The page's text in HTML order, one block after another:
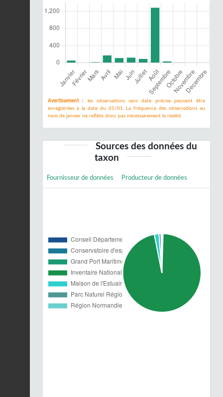
Avertissement :
les observations sans date précise peuvent être
enregistrées à la date du 01/01. La fréquence des observations au
mois de janvier ne reflète donc pas nécessairement la réalité.
Sources des données du
taxon
Fournisseur de données Producteur de données